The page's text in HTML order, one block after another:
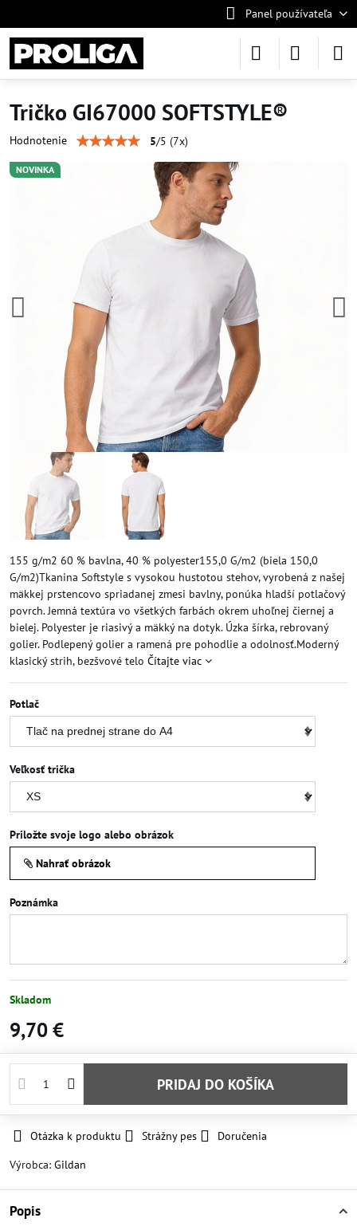
Panel používateľa
NOVINKA
Tričko GI67000 SOFTSTYLE®
Hodnotenie 5/5 (7x)
155 g/m2 60 % bavlna, 40 % polyester155,0 G/m2 (biela 150,0
G/m2)Tkanina Softstyle s vysokou hustotou stehov, vyrobená z našej
mäkkej prstencovo spriadanej zmesi bavlny, ponúka hladší potlačový
povrch. Jemná textúra vo všetkých farbách okrem uhoľnej čiernej a
bielej. Polyester je riasivý a mäkký na dotyk. Úzka šírka, rebrovaný
golier. Podlepený golier a ramená pre pohodlie a odolnosť.Moderný
klasický strih, bezšvové telo Čítajte viac
Potlač
Veľkosť trička
Priložte svoje logo alebo obrázok
Nahrať obrázok
Poznámka
Skladom
9,70 €
PRIDAJ DO KOŠÍKA
Otázka k produktu Strážny pes
Doručenia
Výrobca: Gildan
Popis